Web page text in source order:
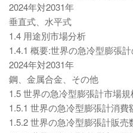
2024年対2031年
垂直式、水平式
1.4 用途別市場分析
1.4.1 概要:世界の急冷型膨張
2024年対2031年
鋼、金属合金、その他
1.5 世界の急冷型膨張計市場
1.5.1 世界の急冷型膨張計消費
1.5.2 世界の急冷型膨張計販売